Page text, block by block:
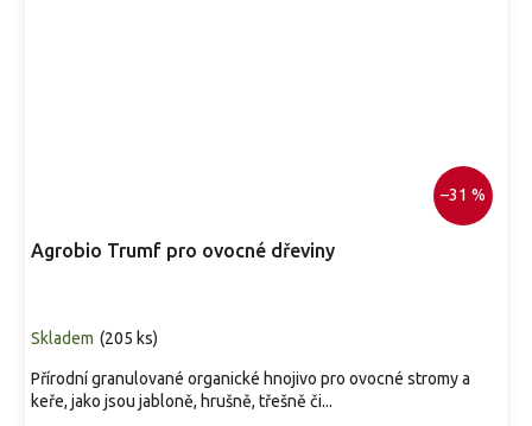
–31 %
Agrobio Trumf pro ovocné dřeviny
Skladem (205 ks)
Přírodní granulované organické hnojivo pro ovocné stromy a
keře, jako jsou jabloně, hrušně, třešně či...